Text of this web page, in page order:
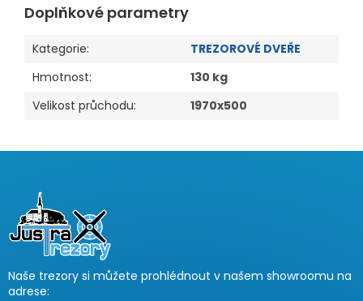
Doplňkové parametry
Kategorie:
TREZOROVÉ DVEŘE
Hmotnost:
130 kg
Velikost průchodu: 1970x500
a
Naše trezory si můžete prohlédnout v našem showroomu na
adrese: